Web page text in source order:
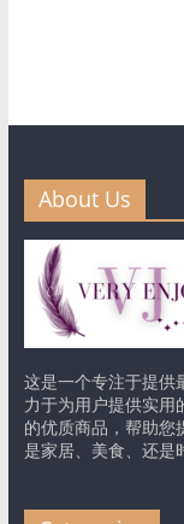
About Us
这是一个专注于提供
力于为用户提供实用
的优质商品，帮助您
是家居、美食、还是